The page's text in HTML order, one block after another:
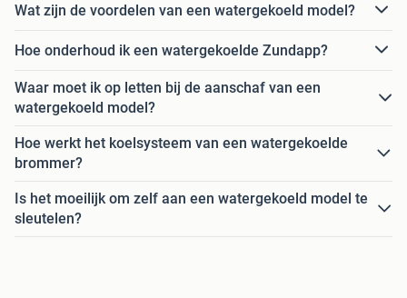
Wat zijn de voordelen van een watergekoeld model?
Hoe onderhoud ik een watergekoelde Zundapp?
Waar moet ik op letten bij de aanschaf van een
watergekoeld model?
Hoe werkt het koelsysteem van een watergekoelde
brommer?
Is het moeilijk om zelf aan een watergekoeld model te
sleutelen?